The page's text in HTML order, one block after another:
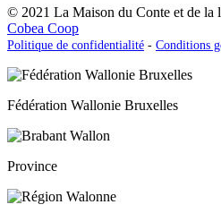
© 2021 La Maison du Conte et de la
Cobea Coop
Politique de confidentialité - Conditions
Fédération Wallonie Bruxelles
Province